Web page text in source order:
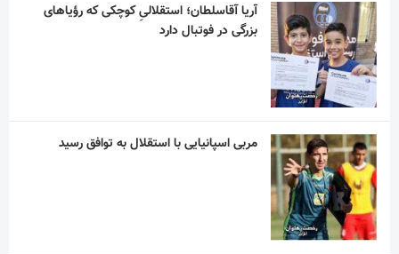
آریا آقاسلطان؛ استقلالیِ کوچکی که رؤیاهای
بزرگی در فوتبال دارد
مربی اسپانیایی با استقلال به توافق رسید